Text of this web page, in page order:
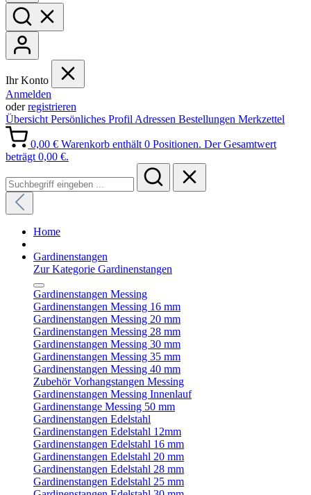
Ihr Konto
Anmelden
oderregistrieren
Übersicht Persönliches Profil Adressen Bestellungen Merkzettel
0,00 € Warenkorb enthält 0 Positionen. Der Gesamtwert
beträgt 0,00 €.
Home
Gardinenstangen
Zur Kategorie Gardinenstangen
Gardinenstangen Messing
Gardinenstangen Messing 16 mm
Gardinenstangen Messing 20 mm
Gardinenstangen Messing 28 mm
Gardinenstangen Messing 30 mm
Gardinenstangen Messing 35 mm
Gardinenstangen Messing 40 mm
Zubehör Vorhangstangen Messing
Gardinenstangen Messing Innenlauf
Gardinenstange Messing 50 mm
Gardinenstangen Edelstahl
Gardinenstangen Edelstahl 12mm
Gardinenstangen Edelstahl 16 mm
Gardinenstangen Edelstahl 20 mm
Gardinenstangen Edelstahl 28 mm
Gardinenstangen Edelstahl 25 mm